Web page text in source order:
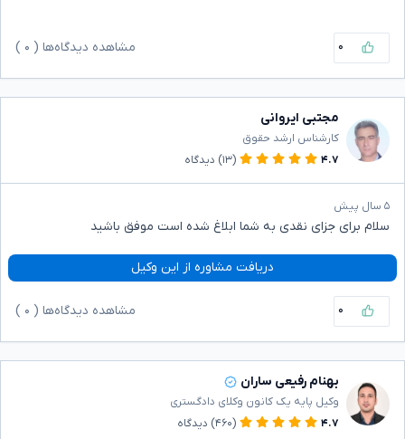
۰ مشاهده دیدگاه‌ها ( ۰
مجتبی ایروانی
کارشناس ارشد حقوق
۴.۷
(۱۳) دیدگاه
۵ سال پیش
سلام برای جزای نقدی به شما ابلاغ شده است موفق باشید
دریافت مشاوره از این وکیل
۰ مشاهده دیدگاه‌ها ( ۰
بهنام رفیعی ساران
وکیل پایه یک کانون وکلای دادگستری
۴.۷
(۴۶۰) دیدگاه